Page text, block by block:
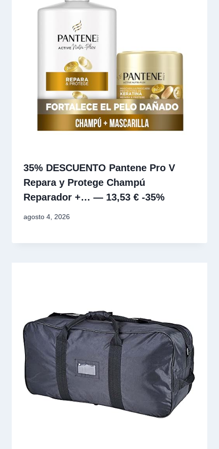
35% DESCUENTO Pantene Pro V
Repara y Protege Champú
Reparador +… — 13,53 € -35%
agosto 4, 2026